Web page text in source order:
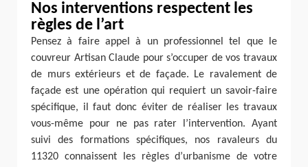
Nos interventions respectent les
règles de l’art
Pensez à faire appel à un professionnel tel que le
couvreur Artisan Claude pour s’occuper de vos travaux
de murs extérieurs et de façade. Le ravalement de
façade est une opération qui requiert un savoir-faire
spécifique, il faut donc éviter de réaliser les travaux
vous-même pour ne pas rater l’intervention. Ayant
suivi des formations spécifiques, nos ravaleurs du
11320 connaissent les règles d’urbanisme de votre